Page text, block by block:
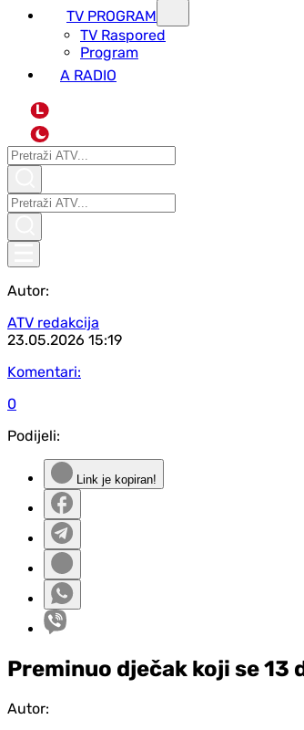
TV PROGRAM
ТV Raspored
Program
A RADIO
L
Autor:
ATV redakcija
23.05.2026 15:19
Komentari:
0
Podijeli:
Link je kopiran!
Preminuo dječak koji se 13
Autor: